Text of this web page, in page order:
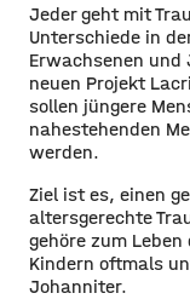
Jeder geht mit
Unterschiede in
Erwachsenen und
neuen Projekt
sollen jüngere
nahestehenden
werden.
Ziel ist es, einen
altersgerechte
gehöre zum
Kindern oftmals
Johanniter.